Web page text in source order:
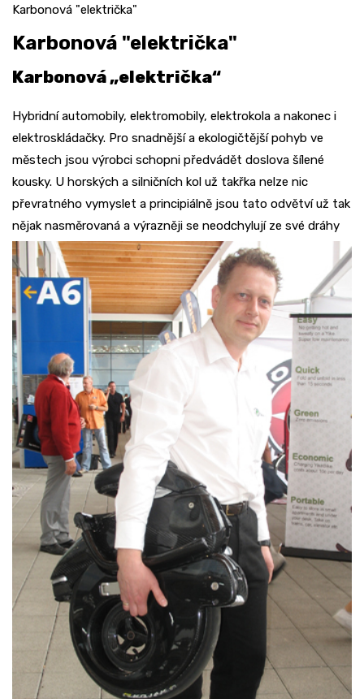
Karbonová "električka"
Karbonová "električka"
Karbonová „električka“
Hybridní automobily, elektromobily, elektrokola a nakonec i
elektroskládačky. Pro snadnější a ekologičtější pohyb ve
městech jsou výrobci schopni předvádět doslova šílené
kousky. U horských a silničních kol už takřka nelze nic
převratného vymyslet a principiálně jsou tato odvětví už tak
nějak nasměrovaná a výrazněji se neodchylují ze své dráhy